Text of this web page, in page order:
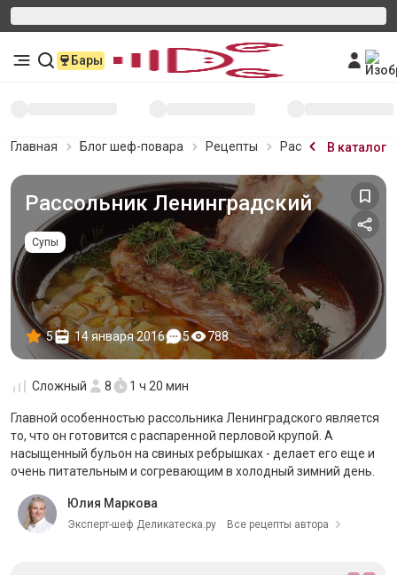
Бары
Главная Блог шеф-повара Рецепты РассольникВ каталог
Рассольник Ленинградский
Супы
5 14 января 2016 5 788
Сложный 8 1 ч 20 мин
Главной особенностью рассольника Ленинградского является
то, что он готовится с распаренной перловой крупой. А
насыщенный бульон на свиных ребрышках - делает его еще и
очень питательным и согревающим в холодный зимний день.
Юлия Маркова
Эксперт-шеф Деликатеска.ру Все рецепты автора